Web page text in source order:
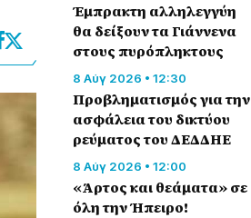
Έμπρακτη αλληλεγγύη
θα δείξουν τα Γιάννενα
στους πυρόπληκτους
8 Αύγ 2026 • 12:30
Προβληματισμός για την
ασφάλεια του δικτύου
ρεύματος του ΔΕΔΔΗΕ
8 Αύγ 2026 • 12:00
«Άρτος και θεάματα» σε
όλη την Ήπειρο!